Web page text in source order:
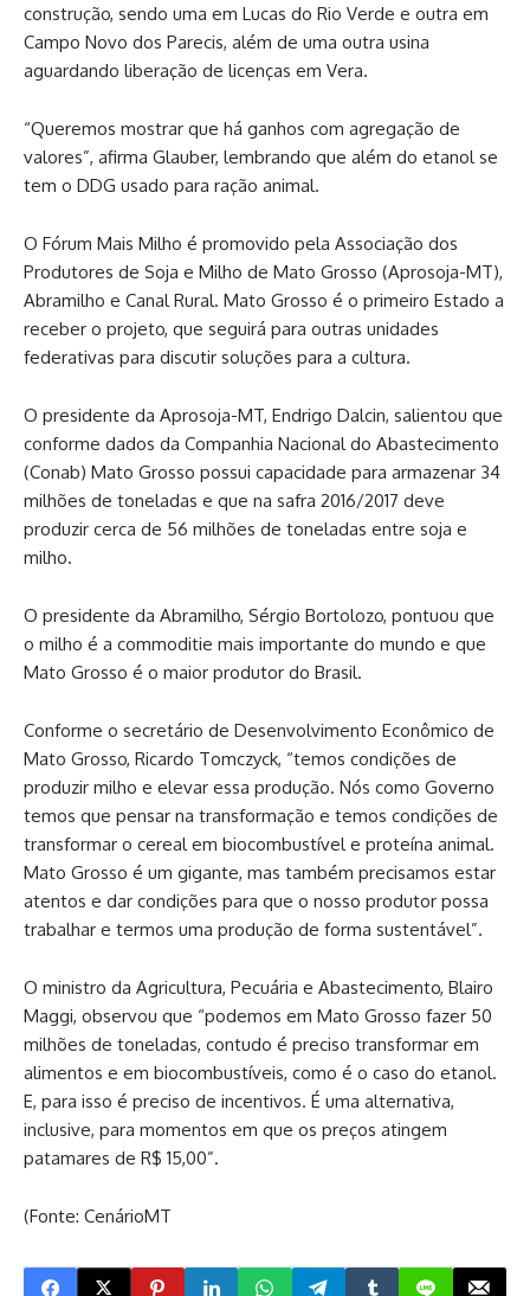
construção, sendo uma em Lucas do Rio Verde e outra em
Campo Novo dos Parecis, além de uma outra usina
aguardando liberação de licenças em Vera.
“Queremos mostrar que há ganhos com agregação de
valores”, afirma Glauber, lembrando que além do etanol se
tem o DDG usado para ração animal.
O Fórum Mais Milho é promovido pela Associação dos
Produtores de Soja e Milho de Mato Grosso (Aprosoja-MT),
Abramilho e Canal Rural. Mato Grosso é o primeiro Estado a
receber o projeto, que seguirá para outras unidades
federativas para discutir soluções para a cultura.
O presidente da Aprosoja-MT, Endrigo Dalcin, salientou que
conforme dados da Companhia Nacional do Abastecimento
(Conab) Mato Grosso possui capacidade para armazenar 34
milhões de toneladas e que na safra 2016/2017 deve
produzir cerca de 56 milhões de toneladas entre soja e
milho.
O presidente da Abramilho, Sérgio Bortolozo, pontuou que
o milho é a commoditie mais importante do mundo e que
Mato Grosso é o maior produtor do Brasil.
Conforme o secretário de Desenvolvimento Econômico de
Mato Grosso, Ricardo Tomczyck, “temos condições de
produzir milho e elevar essa produção. Nós como Governo
temos que pensar na transformação e temos condições de
transformar o cereal em biocombustível e proteína animal.
Mato Grosso é um gigante, mas também precisamos estar
atentos e dar condições para que o nosso produtor possa
trabalhar e termos uma produção de forma sustentável”.
O ministro da Agricultura, Pecuária e Abastecimento, Blairo
Maggi, observou que “podemos em Mato Grosso fazer 50
milhões de toneladas, contudo é preciso transformar em
alimentos e em biocombustíveis, como é o caso do etanol.
E, para isso é preciso de incentivos. É uma alternativa,
inclusive, para momentos em que os preços atingem
patamares de R$ 15,00”.
(Fonte: CenárioMT